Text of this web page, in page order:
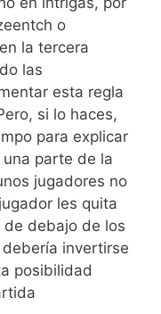
o
la tercera
las
esta regla
si lo haces,
para explicar
parte de la
jugadores no
les quita
debajo de los
invertirse
posibilidad